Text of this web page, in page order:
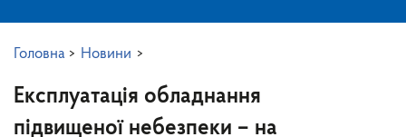
Головна > Новини >
Експлуатація обладнання
підвищеної небезпеки – на